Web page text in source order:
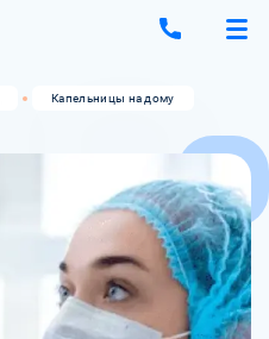
Капельницы на дому